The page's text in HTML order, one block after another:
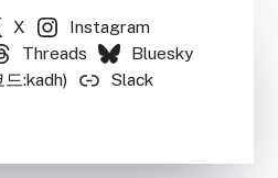
X
Instagram
Threads
Bluesky
:kadh)
Slack